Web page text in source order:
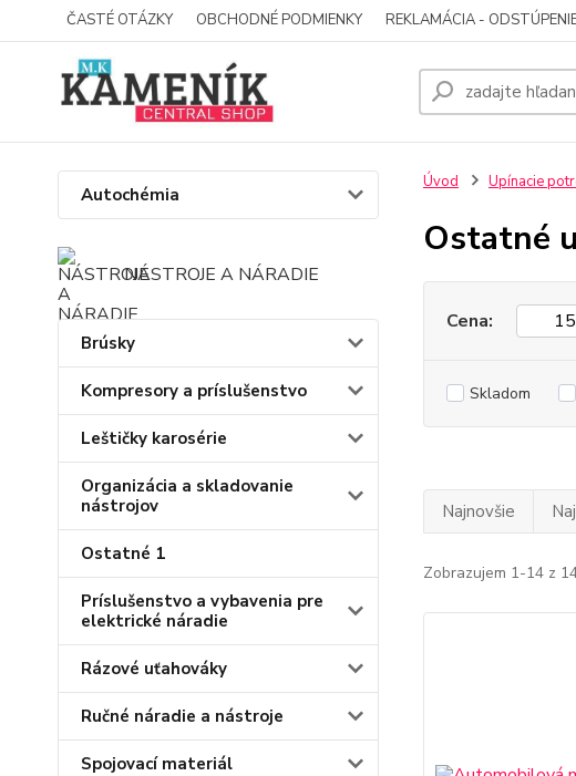
ČASTÉ OTÁZKY OBCHODNÉ PODMIENKY REKLAMÁCIA -
Autochémia
NÁSTROJE A NÁRADIE
Brúsky
Kompresory a príslušenstvo
Leštičky karosérie
Organizácia a skladovanie
nástrojov
Ostatné 1
Príslušenstvo a vybavenia pre
elektrické náradie
Rázové uťahováky
Ručné náradie a nástroje
Spojovací materiál
Úvod Upínacie
Ostatné
Cena:
Skladom
Najnovšie
Zobrazujem 1-14 z